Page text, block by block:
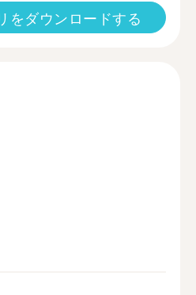
をダウンロードする